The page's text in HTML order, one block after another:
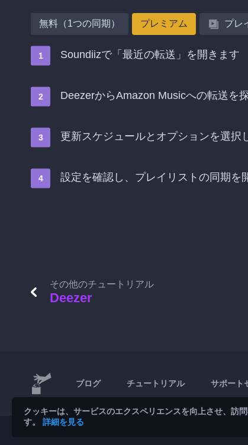
無料（1つの同期） プレミアム プレ
Soundiizで「最近の転送」を開きます
DeezerからAmazon Musicへの転送を
更新スケジュールとオプションを選択
設定を確認し、プレイリストの同期を
その他のチュートリアル
Deezer
ブログ チュートリアル サポート
クッキーは、サービスのエクスペリエンスを向上させ、訪
す。 詳細を見る